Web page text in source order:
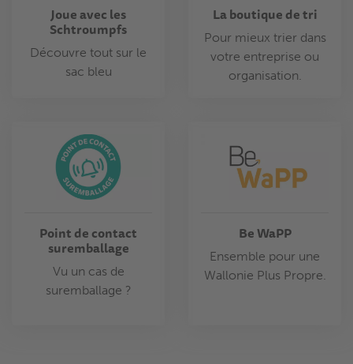
Joue avec les
Schtroumpfs
Découvre tout sur le
sac bleu
La boutique de tri
Pour mieux trier dans
votre entreprise ou
organisation.
Point de contact
suremballage
Vu un cas de
suremballage ?
Be WaPP
Ensemble pour une
Wallonie Plus Propre.